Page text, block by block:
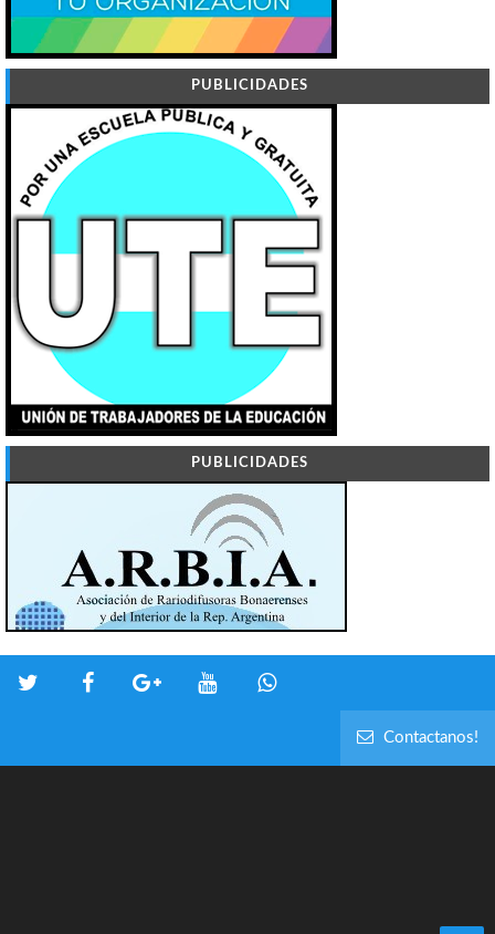
PUBLICIDADES
PUBLICIDADES
Contactanos!